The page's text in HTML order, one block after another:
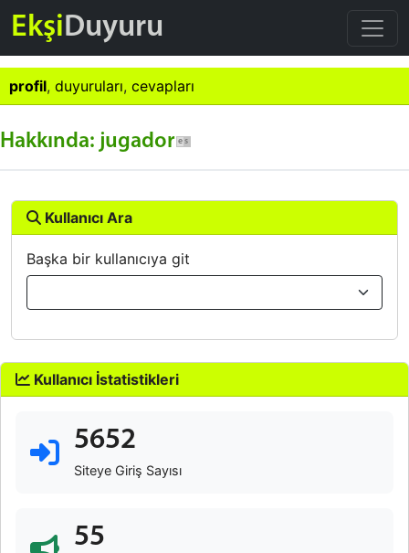
EkşiDuyuru
profil, duyuruları, cevapları
Hakkında: jugador
Kullanıcı Ara
Başka bir kullanıcıya git
Kullanıcı İstatistikleri
5652
Siteye Giriş Sayısı
55